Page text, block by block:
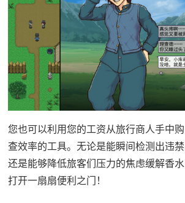
您也可以利用您的工资从旅行商人手中
查效率的工具。无论是能瞬间检测出违禁
还是能够降低旅客们压力的焦虑缓解香
打开一扇扇便利之门！